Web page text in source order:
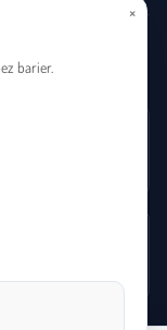
×
barier.